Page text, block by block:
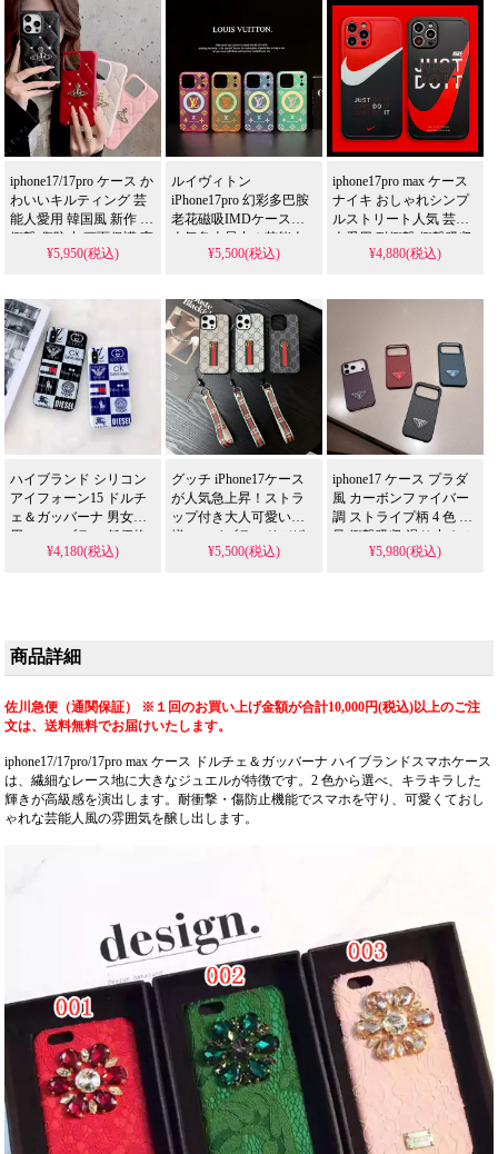
iphone17/17pro ケース か
わいいキルティング 芸
能人愛用 韓国風 新作 耐
衝撃 傷防止 画面保護 高
18/17pro/17pro max 携帯
ケース 全機種対応 1 個
買うと 1 個無料
¥5,950(税込)
ルイヴィトン
iPhone17pro 幻彩多巴胺
老花磁吸IMDケースが
人気急上昇中！芸能人
御用達のシンプルで可
用。iPhone17ケースとし
て使える格安価格、値
段以上におしゃれで多
機能。推し活や日常使
いにぴったりな一枚！
¥5,500(税込)
iphone17pro max ケース
ナイキ おしゃれシンプ
ルストリート人気 芸能
人愛用 耐衝撃 衝撃吸収
画面保護 実用的 ポリエ
¥4,880(税込)
ハイブランド シリコン
アイフォーン15 ドルチ
ェ＆ガッバーナ 男女兼
用。モンブラン 低価格
montblanc アイホン
おしゃれ 耐衝撃 防水。
iPhone16pro/15promaxケ
iPhone17ケース。
¥4,180(税込)
グッチ iPhone17ケース
が人気急上昇！ストラ
ップ付き大人可愛いお
揃いハイブランドデザ
イン、iPhone17/16全機
の多機能アイテム！流
行りの最先端を行く一
ケース）
¥5,500(税込)
iphone17 ケース プラダ
風 カーボンファイバー
調 ストライプ柄 4 色 軽
量 衝撃吸収 滑り止め ミ
ニマル ユニセックス ス
¥5,980(税込)
商品詳細
佐川急便（通関保証） ※１回のお買い上げ金額が合計10,000円(税込)以上のご注
文は、送料無料でお届けいたします。
iphone17/17pro/17pro max ケース ドルチェ＆ガッバーナ ハイブランドスマホケース
は、繊細なレース地に大きなジュエルが特徴です。2 色から選べ、キラキラした
輝きが高級感を演出します。耐衝撃・傷防止機能でスマホを守り、可愛くておし
ゃれな芸能人風の雰囲気を醸し出します。